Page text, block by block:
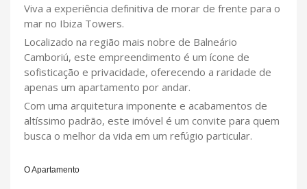
Viva a experiência definitiva de morar de frente para o
mar no Ibiza Towers.
Localizado na região mais nobre de Balneário
Camboriú, este empreendimento é um ícone de
sofisticação e privacidade, oferecendo a raridade de
apenas um apartamento por andar.
Com uma arquitetura imponente e acabamentos de
altíssimo padrão, este imóvel é um convite para quem
busca o melhor da vida em um refúgio particular.
O Apartamento